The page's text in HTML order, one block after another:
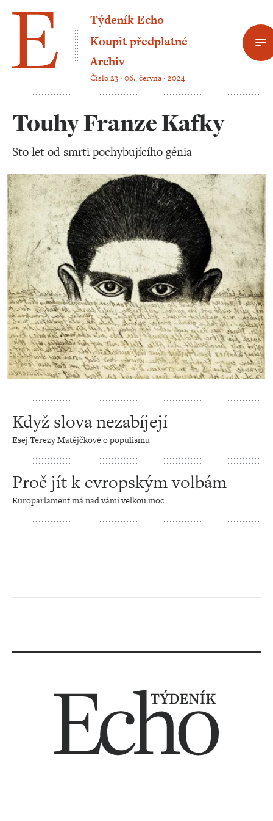
Týdeník Echo
Koupit předplatné
Archiv
Číslo 23 ‧ 06. června ‧ 2024
Touhy Franze Kafky
Sto let od smrti pochybujícího génia
Když slova nezabíjejí
Esej Terezy Matějčkové o populismu
Proč jít k evropským volbám
Europarlament má nad vámi velkou moc